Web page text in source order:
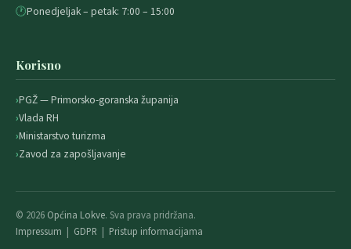
🕐Ponedjeljak – petak: 7:00 – 15:00
Korisno
PGŽ — Primorsko-goranska županija
Vlada RH
Ministarstvo turizma
Zavod za zapošljavanje
© 2026 Općina Lokve. Sva prava pridržana.
Impressum | GDPR | Pristup informacijama